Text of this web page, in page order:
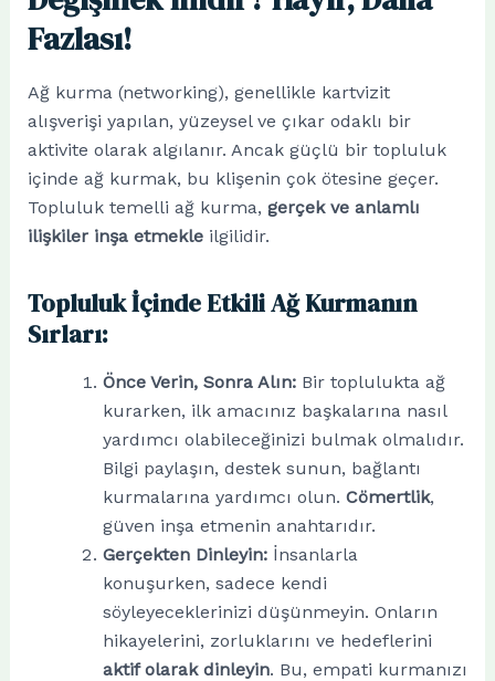
Fazlası!
Ağ kurma (networking), genellikle kartvizit
alışverişi yapılan, yüzeysel ve çıkar odaklı bir
aktivite olarak algılanır. Ancak güçlü bir topluluk
içinde ağ kurmak, bu klişenin çok ötesine geçer.
Topluluk temelli ağ kurma, gerçek ve anlamlı
ilişkiler inşa etmekleilgilidir.
Topluluk İçinde Etkili Ağ Kurmanın
Sırları:
Önce Verin, Sonra Alın:Bir toplulukta ağ
kurarken, ilk amacınız başkalarına nasıl
yardımcı olabileceğinizi bulmak olmalıdır.
Bilgi paylaşın, destek sunun, bağlantı
kurmalarına yardımcı olun. Cömertlik,
güven inşa etmenin anahtarıdır.
Gerçekten Dinleyin:İnsanlarla
konuşurken, sadece kendi
söyleyeceklerinizi düşünmeyin. Onların
hikayelerini, zorluklarını ve hedeflerini
aktif olarak dinleyin. Bu, empati kurmanızı